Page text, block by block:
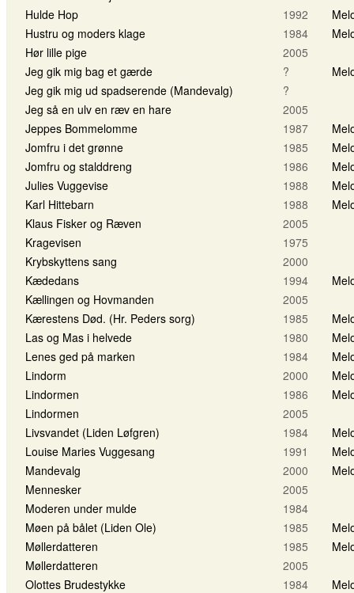
Hulde Hop
1992
Hustru og moders klage
1984
Hør lille pige
2005
Jeg gik mig bag et gærde
?
Jeg gik mig ud spadserende (Mandevalg)
?
Jeg så en ulv en ræv en hare
2005
Jeppes Bommelomme
1987
Jomfru i det grønne
1985
Jomfru og stalddreng
1986
Julies Vuggevise
1988
Karl Hittebarn
1988
Klaus Fisker og Ræven
2005
Kragevisen
1975
Krybskyttens sang
2000
Kædedans
1994
Kællingen og Hovmanden
2005
Kærestens Død. (Hr. Peders sorg)
1985
Las og Mas i helvede
1980
Lenes ged på marken
1984
Lindorm
2000
Lindormen
1986
Lindormen
2005
Livsvandet (Liden Løfgren)
1984
Louise Maries Vuggesang
1991
Mandevalg
2000
Mennesker
2005
Moderen under mulde
1984
Møen på bålet (Liden Ole)
1985
Møllerdatteren
1985
Møllerdatteren
2005
Olottes Brudestykke
1984